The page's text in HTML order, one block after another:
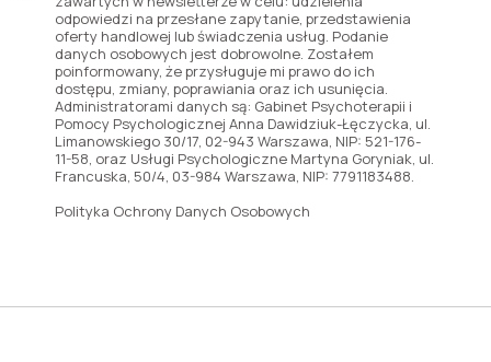
odpowiedzi na przesłane zapytanie, przedstawienia
oferty handlowej lub świadczenia usług. Podanie
danych osobowych jest dobrowolne. Zostałem
poinformowany, że przysługuje mi prawo do ich
dostępu, zmiany, poprawiania oraz ich usunięcia.
Administratorami danych są: Gabinet Psychoterapii i
Pomocy Psychologicznej Anna Dawidziuk-Łęczycka, ul.
Limanowskiego 30/17, 02-943 Warszawa, NIP: 521-176-
11-58, oraz Usługi Psychologiczne Martyna Goryniak, ul.
Francuska, 50/4, 03-984 Warszawa, NIP: 7791183488.
Polityka Ochrony Danych Osobowych